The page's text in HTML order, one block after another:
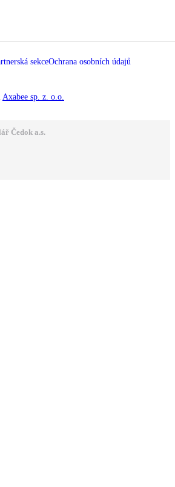
sekceOchrana osobních údajů
Axabee sp. z. o.o.
Čedok a.s.